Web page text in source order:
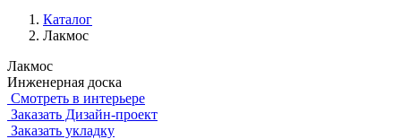
Каталог
Лакмос
Лакмос
Инженерная доска
Смотреть в интерьере
Заказать Дизайн-проект
Заказать укладку